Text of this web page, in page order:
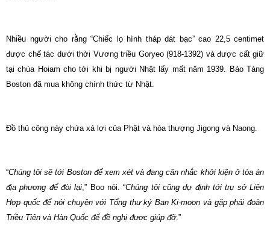
Nhiều người cho rằng “Chiếc lọ hình tháp dát bạc” cao 22,5 centimet
được chế tác dưới thời Vương triều Goryeo (918-1392) và được cất giữ
tại chùa Hoiam cho tới khi bị người Nhật lấy mất năm 1939. Bảo Tàng
Boston đã mua không chính thức từ Nhật.
Đồ thủ công này chứa xá lợi của Phật và hòa thượng Jigong và Naong.
“Chúng tôi sẽ tới Boston để xem xét và đang cân nhắc khởi kiện ở tòa án
địa phương để đòi lại,” Boo nói. “Chúng tôi cũng dự định tới trụ sở Liên
Hợp quốc để nói chuyện với Tổng thư ký Ban Ki-moon và gặp phái đoàn
Triều Tiên và Hàn Quốc để đề nghị được giúp đỡ.”